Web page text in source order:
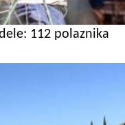
112 polaznika